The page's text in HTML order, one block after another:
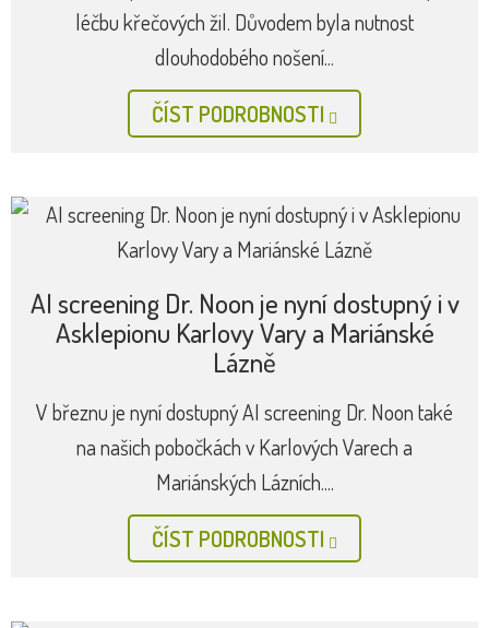
léčbu křečových žil. Důvodem byla nutnost
dlouhodobého nošení...
ČÍST PODROBNOSTI
AI screening Dr. Noon je nyní dostupný i v
Asklepionu Karlovy Vary a Mariánské
Lázně
V březnu je nyní dostupný AI screening Dr. Noon také
na našich pobočkách v Karlových Varech a
Mariánských Lázních....
ČÍST PODROBNOSTI